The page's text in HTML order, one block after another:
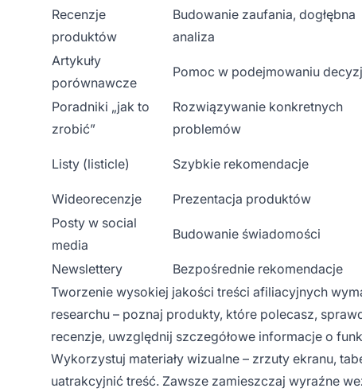
Recenzje
produktów
Budowanie zaufania, dogłębna
analiza
Artykuły
porównawcze
Pomoc w podejmowaniu
Poradniki „jak to
zrobić”
Rozwiązywanie konkretnych
problemów
Listy (listicle) Szybkie rekomendacje
Wideorecenzje Prezentacja produktów
Posty w social
media
Budowanie świadomości
Newslettery Bezpośrednie rekomendacje
Tworzenie wysokiej jakości treści afiliacyjnych
researchu – poznaj produkty, które polecasz,
recenzje, uwzględnij szczegółowe informacje o
Wykorzystuj materiały wizualne – zrzuty ekranu,
uatrakcyjnić treść. Zawsze zamieszczaj wyraźne